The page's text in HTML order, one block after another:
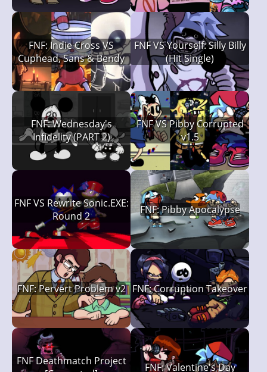
FNF: Indie Cross VS
Cuphead, Sans & Bendy
FNF VS Yourself: Silly Billy
(Hit Single)
FNF: Wednesday's
Infidelity (PART 2)
FNF VS Pibby Corrupted
v1.5
FNF VS Rewrite Sonic.EXE:
Round 2
FNF: Pibby Apocalypse
FNF: Pervert Problem v2 FNF: Corruption Takeover
FNF Deathmatch Project
FNF: Valentine's Day